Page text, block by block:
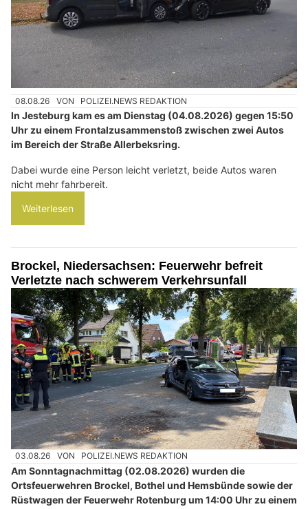
08.08.26 VON POLIZEI.NEWS REDAKTION
In Jesteburg kam es am Dienstag (04.08.2026) gegen 15:50
Uhr zu einem Frontalzusammenstoß zwischen zwei Autos
im Bereich der Straße Allerbeksring.
Dabei wurde eine Person leicht verletzt, beide Autos waren
nicht mehr fahrbereit.
Weiterlesen
Brockel, Niedersachsen: Feuerwehr befreit
Verletzte nach schwerem Verkehrsunfall
03.08.26 VON POLIZEI.NEWS REDAKTION
Am Sonntagnachmittag (02.08.2026) wurden die
Ortsfeuerwehren Brockel, Bothel und Hemsbünde sowie der
Rüstwagen der Feuerwehr Rotenburg um 14:00 Uhr zu einem